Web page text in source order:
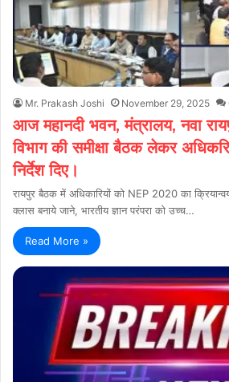
Mr. Prakash Joshi November 29, 2025
आज महानदी भवन, मंत्रालय, नवा
विभाग की समीक्षा बैठक लेकर
निर्देश दिए।
रायपुर बैठक में अधिकारियों को NEP 2020 का
क्लास बनाये जाने, भारतीय ज्ञान परंपरा को उच्च…
Read More »